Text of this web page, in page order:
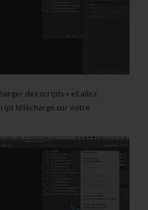
des scripts » et allez
téléchargé sur votre